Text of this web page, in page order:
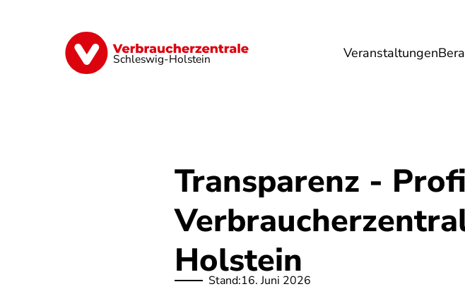
Schleswig-Holstein Veranstaltungen
Finanzen Digitales Lebensmittel Umwelt
Transparenz -
Holstein
Stand:16. Juni 2026